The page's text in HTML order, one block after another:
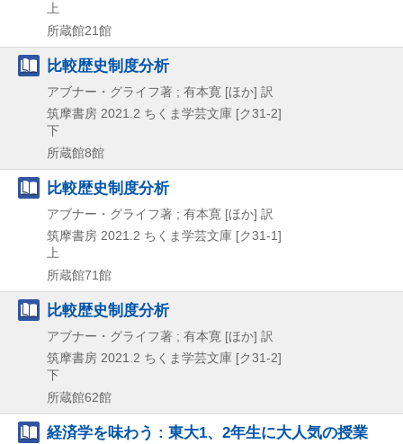
上
所蔵館21館
比較歴史制度分析
アブナー・グライフ著 ; 有本寛 [ほか] 訳
筑摩書房 2021.2 ちくま学芸文庫 [ク31-2]
下
所蔵館8館
比較歴史制度分析
アブナー・グライフ著 ; 有本寛 [ほか] 訳
筑摩書房 2021.2 ちくま学芸文庫 [ク31-1]
上
所蔵館71館
比較歴史制度分析
アブナー・グライフ著 ; 有本寛 [ほか] 訳
筑摩書房 2021.2 ちくま学芸文庫 [ク31-2]
下
所蔵館62館
経済学を味わう : 東大1、2年生に大人気の授業